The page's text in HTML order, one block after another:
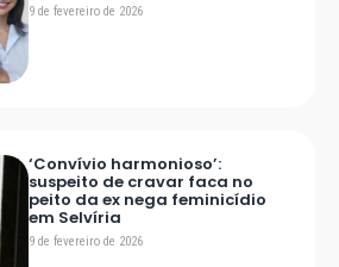
9 de fevereiro de 2026
‘Convívio harmonioso’:
suspeito de cravar faca no
peito da ex nega feminicídio
em Selvíria
9 de fevereiro de 2026